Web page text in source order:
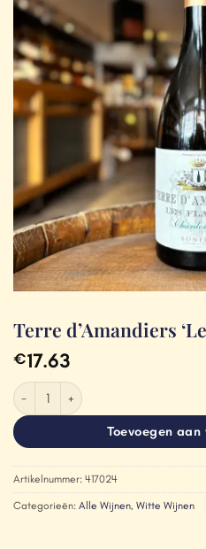
Terre d’Amandiers
€17.63
Terre d'Amandiers 'Les Flacons'
Toevoegen
Artikelnummer: 417024
Categorieën: Alle Wijnen, Witte Wijnen